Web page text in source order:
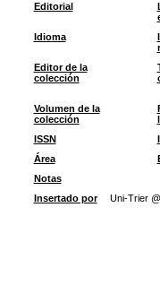
Editorial
Idioma
Editor de la
colección
Volumen de la
colección
ISSN
Área
Notas
Insertado por
Uni-Trier